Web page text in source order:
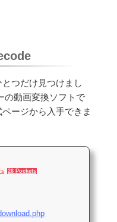
つだけ見つけまし
の動画変換ソフトで
ージから入手できま
26 Pockets